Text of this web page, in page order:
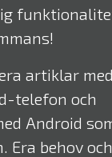
artiklar
telefon och
Android
Era behov och